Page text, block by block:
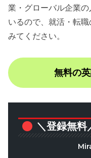
業・グローバル企業
いるので、就活・転
みてください。
無料の
＼登録無料